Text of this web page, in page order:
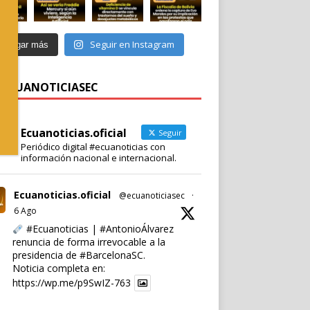
Cargar más Seguir en Instagram
Ecuanoticias.oficial Seguir
Periódico digital #ecuanoticias con
información nacional e internacional.
Ecuanoticias.oficial @ecuanoticiasec
·
6 Ago
#Ecuanoticias | #AntonioÁlvarez
renuncia de forma irrevocable a la
presidencia de #BarcelonaSC.
Noticia completa en:
https://wp.me/p9SwIZ-763